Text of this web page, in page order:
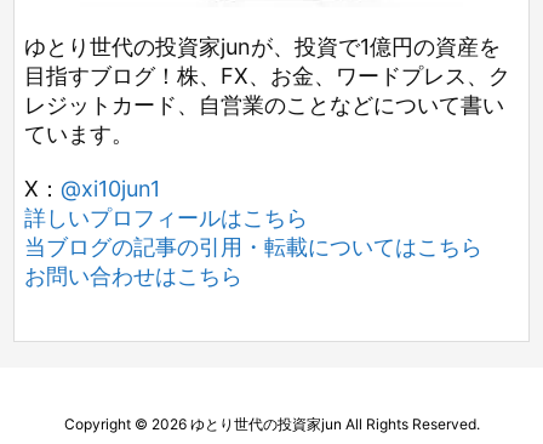
ゆとり世代の投資家junが、投資で1億円の資産を
目指すブログ！株、FX、お金、ワードプレス、ク
レジットカード、自営業のことなどについて書い
ています。
X： @xi10jun1
詳しいプロフィールはこちら
当ブログの記事の引用・転載についてはこちら
お問い合わせはこちら
Copyright © 2026 ゆとり世代の投資家jun All Rights Reserved.